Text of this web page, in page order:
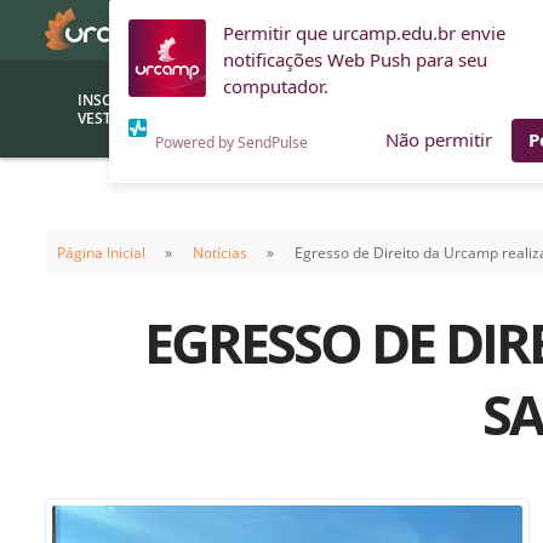
Permitir que urcamp.edu.br envie
notificações Web Push para seu
computador.
Powered by SendPulse Não permitir
INSCRIÇÕES
VESTIBULAR
BOLSAS E
(funcionários/professores)
PROUNI
Saiba como ingressar na
Fale com um
Fiscal
Página Inicial Notícias Egresso de Direito da Urcamp
EGRESSO DE